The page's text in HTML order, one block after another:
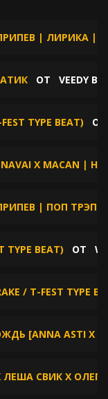
| ЛИРИКА |
ОТ VEEDY
TYPE BEAT)
X MACAN |
| ПОП ТРЭП
TYPE BEAT) ОТ
/ T-FEST TYPE
[ANNA ASTI X
ЛЕША СВИК X